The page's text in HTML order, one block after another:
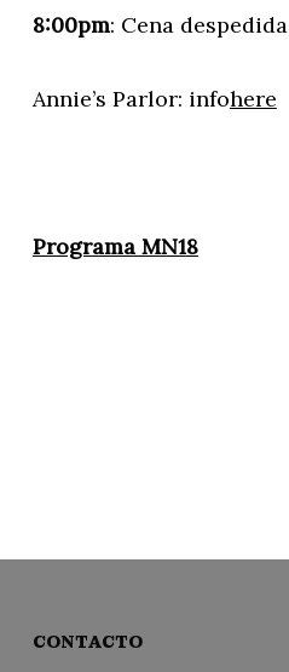
8:00pm: Cena despedida
Annie’s Parlor: infohere
Programa MN18
CONTACTO